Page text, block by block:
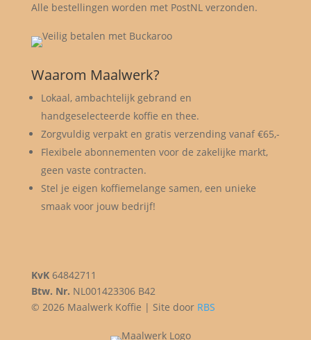
Alle bestellingen worden met PostNL verzonden.
Waarom Maalwerk?
Lokaal, ambachtelijk gebrand en
handgeselecteerde koffie en thee.
Zorgvuldig verpakt en gratis verzending vanaf €65,-
Flexibele abonnementen voor de zakelijke markt,
geen vaste contracten.
Stel je eigen koffiemelange samen, een unieke
smaak voor jouw bedrijf!
KvK64842711
Btw. Nr. NL001423306 B42
© 2026 Maalwerk Koffie | Site door RBS